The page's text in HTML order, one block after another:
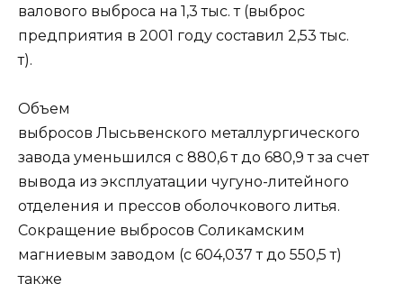
валового выброса на 1,3 тыс. т (выброс
предприятия в 2001 году составил 2,53 тыс.
т).
Объем
выбросов Лысьвенского металлургического
завода уменьшился с 880,6 т до 680,9 т за счет
вывода из эксплуатации чугуно-литейного
отделения и прессов оболочкового литья.
Сокращение выбросов Соликамским
магниевым заводом (с 604,037 т до 550,5 т)
также